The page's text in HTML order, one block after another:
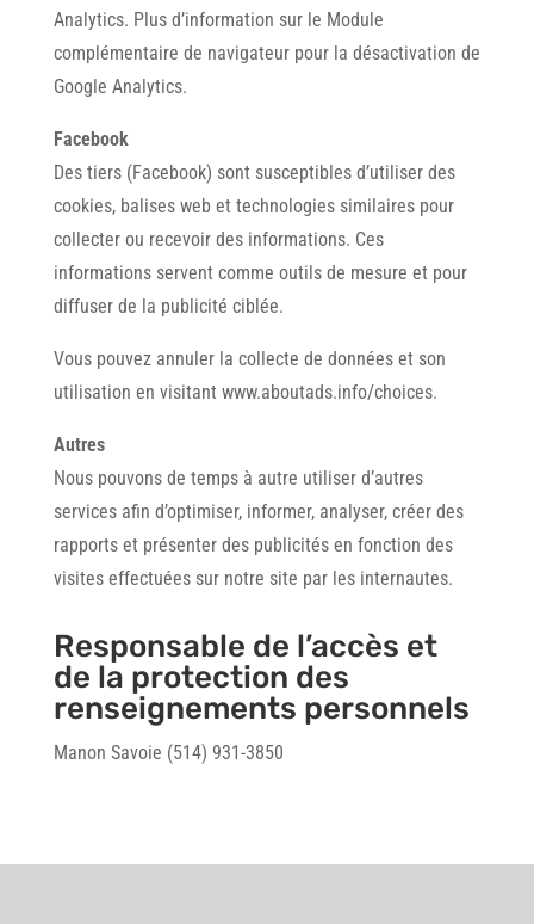
Analytics. Plus d’information sur le Module
complémentaire de navigateur pour la désactivation de
Google Analytics.
Facebook
Des tiers (Facebook) sont susceptibles d’utiliser des
cookies, balises web et technologies similaires pour
collecter ou recevoir des informations. Ces
informations servent comme outils de mesure et pour
diffuser de la publicité ciblée.
Vous pouvez annuler la collecte de données et son
utilisation en visitant www.aboutads.info/choices.
Autres
Nous pouvons de temps à autre utiliser d’autres
services afin d’optimiser, informer, analyser, créer des
rapports et présenter des publicités en fonction des
visites effectuées sur notre site par les internautes.
Responsable de l’accès et
de la protection des
renseignements personnels
Manon Savoie (514) 931-3850